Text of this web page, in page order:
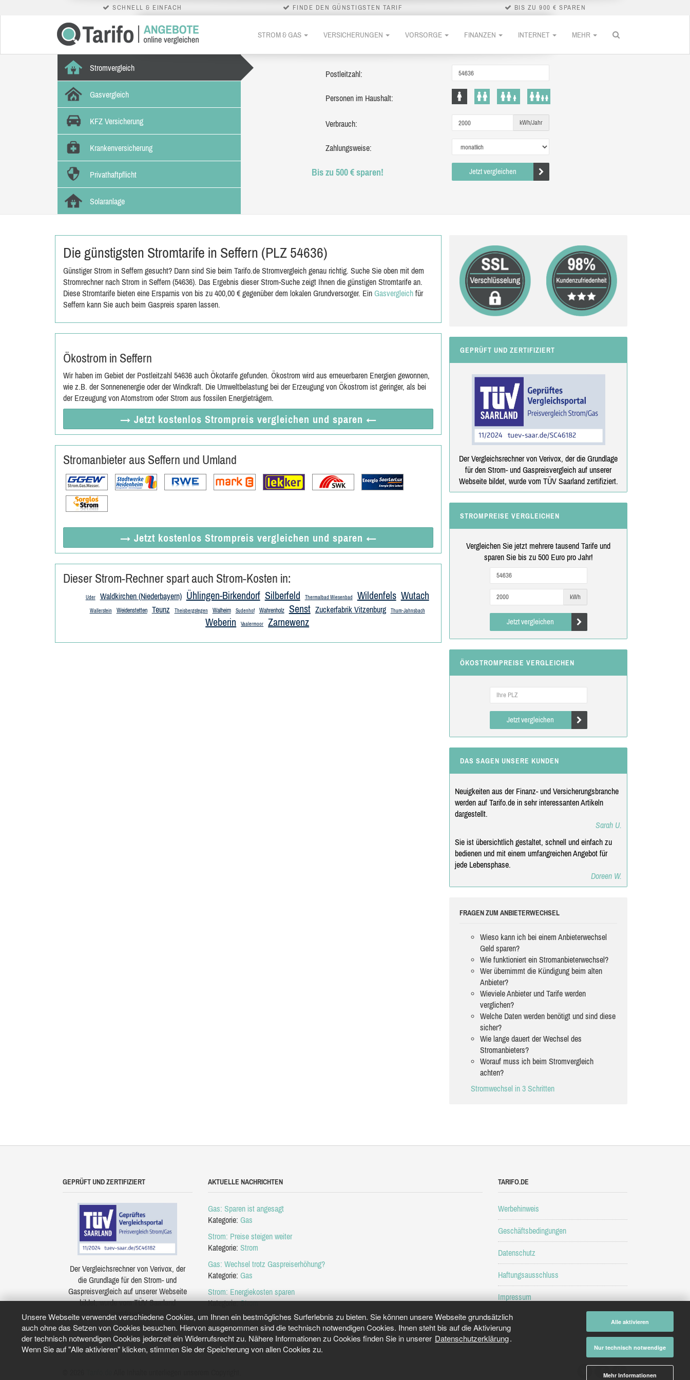
Unsere Webseite verwendet verschiedene Cookies, um Ihnen ein bestmögliches Surferlebnis zu bieten. Sie können unsere Webseite grundsätzlich
auch ohne das Setzen von Cookies besuchen. Hiervon ausgenommen sind die technisch notwendigen Cookies. Ihnen steht bis auf die Aktivierung
der technisch notwendigen Cookies jederzeit ein Widerrufsrecht zu. Nähere Informationen zu Cookies finden Sie in unserer Datenschutzerklärung.
Wenn Sie auf "Alle aktivieren" klicken, stimmen Sie der Speicherung von allen Cookies zu.
Alle aktivieren
Nur technisch notwendige
Mehr Informationen
SCHNELL & EINFACH FINDE DEN GÜNSTIGSTEN TARIF BIS ZU 900 € SPAREN
STROM & GAS VERSICHERUNGEN VORSORGE FINANZEN INTERNET MEHR
Stromvergleich
Gasvergleich
KFZ Versicherung
Krankenversicherung
Privathaftpflicht
Solaranlage
Postleitzahl:
Personen im Haushalt:
Verbrauch: kWh/Jahr
Zahlungsweise:
Bis zu 500 € sparen! Jetzt vergleichen
Die günstigsten Stromtarife in Seffern (PLZ 54636)
Günstiger Strom in Seffern gesucht? Dann sind Sie beim Tarifo.de Stromvergleich genau richtig. Suche Sie oben mit dem
Stromrechner nach Strom in Seffern (54636). Das Ergebnis dieser Strom-Suche zeigt Ihnen die günstigen Stromtarife an.
Diese Stromtarife bieten eine Ersparnis von bis zu 400,00 € gegenüber dem lokalen Grundversorger. Ein Gasvergleich für
Seffern kann Sie auch beim Gaspreis sparen lassen.
Ökostrom in Seffern
Wir haben im Gebiet der Postleitzahl 54636 auch Ökotarife gefunden. Ökostrom wird aus erneuerbaren Energien gewonnen,
wie z.B. der Sonnenenergie oder der Windkraft. Die Umweltbelastung bei der Erzeugung von Ökostrom ist geringer, als bei
der Erzeugung von Atomstrom oder Strom aus fossilen Energieträgern.
→ Jetzt kostenlos Strompreis vergleichen und sparen ←
Stromanbieter aus Seffern und Umland
→ Jetzt kostenlos Strompreis vergleichen und sparen ←
Dieser Strom-Rechner spart auch Strom-Kosten in:
Uder Waldkirchen (Niederbayern) Ühlingen-Birkendorf Silberfeld Thermalbad Wiesenbad Wildenfels Wutach
Wallerstein Weidenstetten Teunz Theisbergstegen Walheim Sudenhof Wahrenholz Senst Zuckerfabrik Vitzenburg Thum-Jahnsbach
Weberin Vaalermoor Zarnewenz
GEPRÜFT UND ZERTIFIZIERT
Der Vergleichsrechner von Verivox, der die Grundlage
für den Strom- und Gaspreisvergleich auf unserer
Webseite bildet, wurde vom TÜV Saarland zertifiziert.
STROMPREISE VERGLEICHEN
Vergleichen Sie jetzt mehrere tausend Tarife und
sparen Sie bis zu 500 Euro pro Jahr!
kWh
Jetzt vergleichen
ÖKOSTROMPREISE VERGLEICHEN
Jetzt vergleichen
DAS SAGEN UNSERE KUNDEN
Neuigkeiten aus der Finanz- und Versicherungsbranche
werden auf Tarifo.de in sehr interessanten Artikeln
dargestellt.
Sarah U.
Sie ist übersichtlich gestaltet, schnell und einfach zu
bedienen und mit einem umfangreichen Angebot für
jede Lebensphase.
Doreen W.
FRAGEN ZUM ANBIETERWECHSEL
Wieso kann ich bei einem Anbieterwechsel
Geld sparen?
Wie funktioniert ein Stromanbieterwechsel?
Wer übernimmt die Kündigung beim alten
Anbieter?
Wieviele Anbieter und Tarife werden
verglichen?
Welche Daten werden benötigt und sind diese
sicher?
Wie lange dauert der Wechsel des
Stromanbieters?
Worauf muss ich beim Stromvergleich
achten?
Stromwechsel in 3 Schritten
GEPRÜFT UND ZERTIFIZIERT
Der Vergleichsrechner von Verivox, der
die Grundlage für den Strom- und
Gaspreisvergleich auf unserer Webseite
bildet, wurde vom TÜV Saarland
zertifiziert.
AKTUELLE NACHRICHTEN
Gas: Sparen ist angesagt
Kategorie: Gas
Strom: Preise steigen weiter
Kategorie: Strom
Gas: Wechsel trotz Gaspreiserhöhung?
Kategorie: Gas
Strom: Energiekosten sparen
Kategorie:Strom
TARIFO.DE
Werbehinweis
Geschäftsbedingungen
Datenschutz
Haftungsausschluss
Impressum